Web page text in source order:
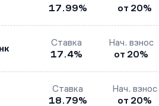
17.99%
от 20%
Ставка
17.4%
Нач. взнос
от 20%
Ставка
18.79%
Нач. взнос
от 20%